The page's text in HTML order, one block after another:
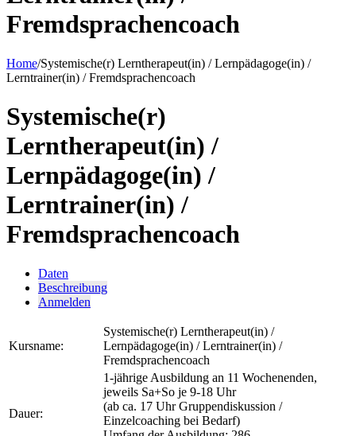
Fremdsprachencoach
Home/Systemische(r) Lerntherapeut(in) / Lernpädagoge(in) /
Lerntrainer(in) / Fremdsprachencoach
Systemische(r)
Lerntherapeut(in) /
Lernpädagoge(in) /
Lerntrainer(in) /
Fremdsprachencoach
Daten
Beschreibung
Anmelden
Kursname:
Systemische(r) Lerntherapeut(in) /
Lernpädagoge(in) / Lerntrainer(in) /
Fremdsprachencoach
Dauer:
1-jährige Ausbildung an 11 Wochenenden,
jeweils Sa+So je 9-18 Uhr
(ab ca. 17 Uhr Gruppendiskussion /
Einzelcoaching bei Bedarf)